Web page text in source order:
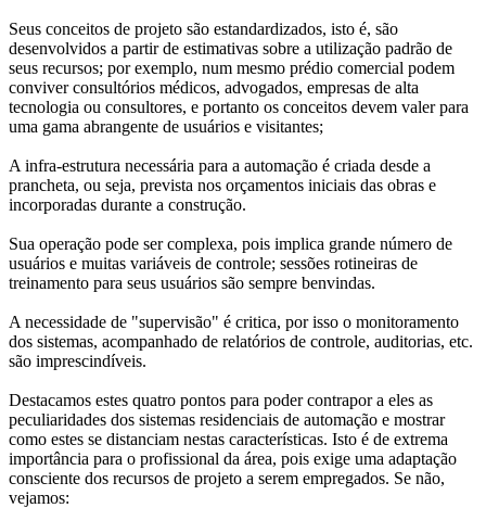
Seus conceitos de projeto são estandardizados, isto é, são
desenvolvidos a partir de estimativas sobre a utilização padrão de
seus recursos; por exemplo, num mesmo prédio comercial podem
conviver consultórios médicos, advogados, empresas de alta
tecnologia ou consultores, e portanto os conceitos devem valer para
uma gama abrangente de usuários e visitantes;
A infra-estrutura necessária para a automação é criada desde a
prancheta, ou seja, prevista nos orçamentos iniciais das obras e
incorporadas durante a construção.
Sua operação pode ser complexa, pois implica grande número de
usuários e muitas variáveis de controle; sessões rotineiras de
treinamento para seus usuários são sempre benvindas.
A necessidade de "supervisão" é critica, por isso o monitoramento
dos sistemas, acompanhado de relatórios de controle, auditorias, etc.
são imprescindíveis.
Destacamos estes quatro pontos para poder contrapor a eles as
peculiaridades dos sistemas residenciais de automação e mostrar
como estes se distanciam nestas características. Isto é de extrema
importância para o profissional da área, pois exige uma adaptação
consciente dos recursos de projeto a serem empregados. Se não,
vejamos: